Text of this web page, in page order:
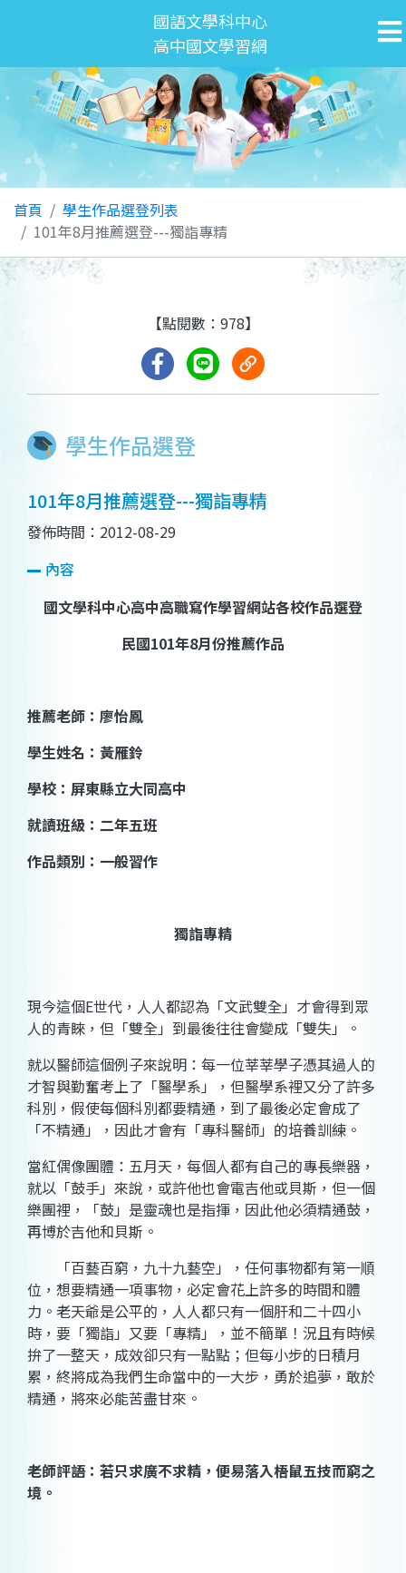
國語文學科中心
高中國文學習網
首頁
學生作品選登列表
101年8月推薦選登---獨詣專精
學生作品選登
【點閱數：978】
101年8月推薦選登---獨詣專精
發佈時間：2012-08-29
內容
國文學科中心高中高職寫作學習網站各校作品選登
民國101年8月份推薦作品
推薦老師：廖怡鳳
學生姓名 ： 黃雁鈴
學校 ：屏東縣立大同高中
就讀班級 ：二年五班
作品類別：一般習作
獨詣專精
現今這個E世代，人人都認為「文武雙全」才會得到眾
人的青睞，但「雙全」到最後往往會變成「雙失」。
就以醫師這個例子來說明：每一位莘莘學子憑其過人的
才智與勤奮考上了「醫學系」，但醫學系裡又分了許多
科別，假使每個科別都要精通，到了最後必定會成了
「不精通」，因此才會有「專科醫師」的培養訓練。
當紅偶像團體：五月天，每個人都有自己的專長樂器，
就以「鼓手」來說，或許他也會電吉他或貝斯，但一個
樂團裡，「鼓」是靈魂也是指揮，因此他必須精通鼓，
再博於吉他和貝斯。
「百藝百窮，九十九藝空」，任何事物都有第一順
位，想要精通一項事物，必定會花上許多的時間和體
力。老天爺是公平的，人人都只有一個肝和二十四小
時，要「獨詣」又要「專精」，並不簡單！況且有時候
拚了一整天，成效卻只有一點點；但每小步的日積月
累，終將成為我們生命當中的一大步，勇於追夢，敢於
精通，將來必能苦盡甘來。
老師評語：若只求廣不求精，便易落入梧鼠五技而窮之
境。